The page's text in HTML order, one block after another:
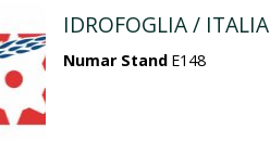
IDROFOGLIA / ITALIA
Numar Stand E148